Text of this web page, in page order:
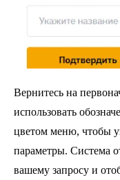
Вернитесь на
использовать
цветом меню, чтобы
параметры. Система
вашему запросу и